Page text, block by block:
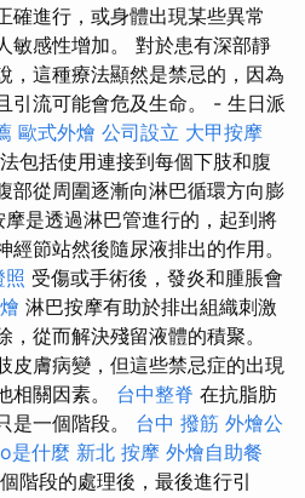
確進行，或身體出現某些異常
敏感性增加。 對於患有深部靜
，這種療法顯然是禁忌的，因為
引流可能會危及生命。 - 生日派
歐式外燴 公司設立 大甲按摩
包括使用連接到每個下肢和腹
部從周圍逐漸向淋巴循環方向膨
摩是透過淋巴管進行的，起到將
節站然後隨尿液排出的作用。
照 受傷或手術後，發炎和腫脹會
淋巴按摩有助於排出組織刺激
從而解決殘留液體的積聚。
皮膚病變，但這些禁忌症的出現
相關因素。 台中整脊 在抗脂肪
是一個階段。 台中 撥筋 外燴公
是什麼 新北 按摩 外燴自助餐
階段的處理後，最後進行引